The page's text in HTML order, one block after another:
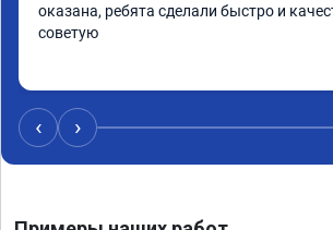
оказана, ребята сделали быстро и
советую
‹ ›